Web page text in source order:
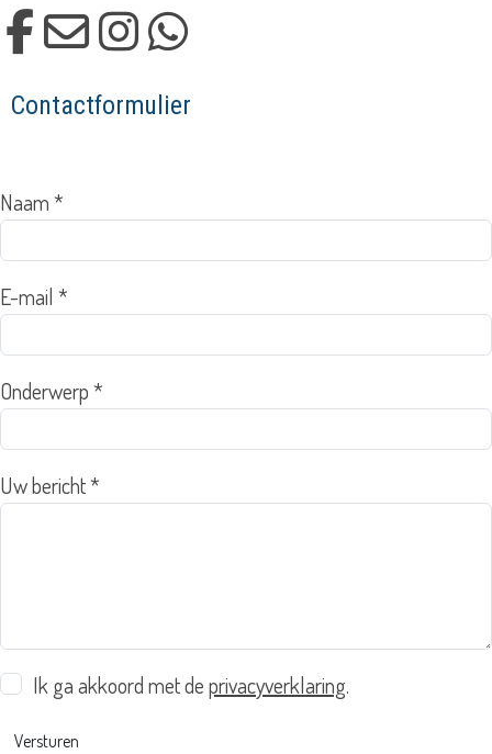
Contactformulier
Naam *
E-mail *
Onderwerp *
Uw bericht *
Ik ga akkoord met deprivacyverklaring.
Versturen